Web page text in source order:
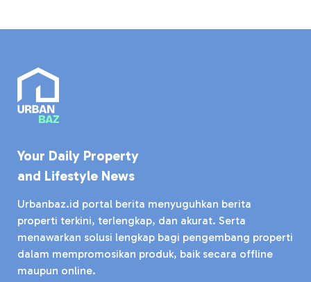
Your Daily Property
and Lifestyle News
Urbanbaz.id portal berita menyuguhkan berita
properti terkini, terlengkap, dan akurat. Serta
menawarkan solusi lengkap bagi pengembang properti
dalam mempromosikan produk, baik secara offline
maupun online.